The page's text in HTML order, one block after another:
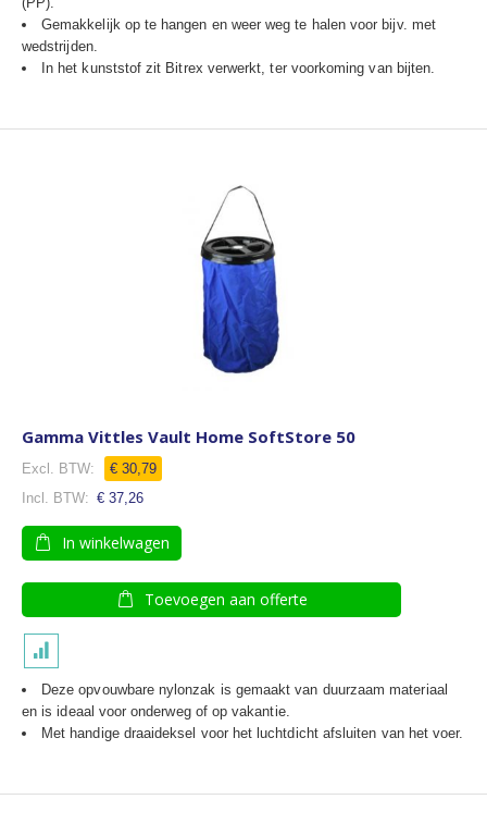
Gemakkelijk op te hangen en weer weg te halen voor bijv. met
wedstrijden.
In het kunststof zit Bitrex verwerkt, ter voorkoming van bijten.
Gamma Vittles Vault Home SoftStore 50
€ 30,79
€ 37,26
In winkelwagen
Toevoegen aan offerte
Deze opvouwbare nylonzak is gemaakt van duurzaam materiaal
en is ideaal voor onderweg of op vakantie.
Met handige draaideksel voor het luchtdicht afsluiten van het voer.